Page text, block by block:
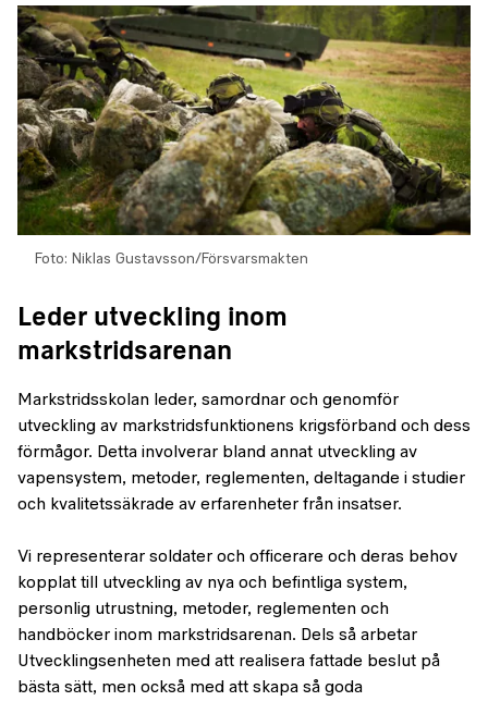
Foto: Niklas Gustavsson/Försvarsmakten
Leder utveckling inom
markstridsarenan
Markstridsskolan leder, samordnar och genomför
utveckling av markstridsfunktionens krigsförband och dess
förmågor. Detta involverar bland annat utveckling av
vapensystem, metoder, reglementen, deltagande i studier
och kvalitetssäkrade av erfarenheter från insatser.
Vi representerar soldater och officerare och deras behov
kopplat till utveckling av nya och befintliga system,
personlig utrustning, metoder, reglementen och
handböcker inom markstridsarenan. Dels så arbetar
Utvecklingsenheten med att realisera fattade beslut på
bästa sätt, men också med att skapa så goda